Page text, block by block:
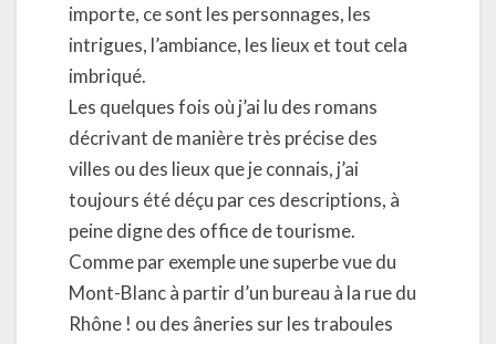
importe, ce sont les personnages, les
intrigues, l’ambiance, les lieux et tout cela
imbriqué.
Les quelques fois où j’ai lu des romans
décrivant de manière très précise des
villes ou des lieux que je connais, j’ai
toujours été déçu par ces descriptions, à
peine digne des office de tourisme.
Comme par exemple une superbe vue du
Mont-Blanc à partir d’un bureau à la rue du
Rhône ! ou des âneries sur les traboules